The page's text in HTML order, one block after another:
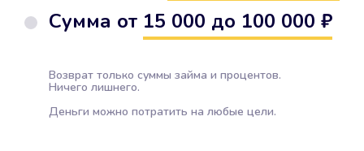
Сумма от 15 000 до 100 000 ₽
Возврат только суммы займа и процентов.
Ничего лишнего.
Деньги можно потратить на любые цели.